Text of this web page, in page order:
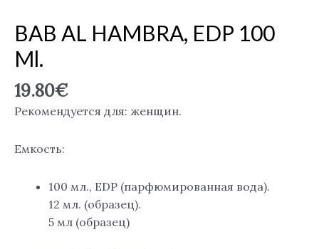
BAB AL HAMBRA, EDP 100
Ml.
19.80€
Рекомендуется для: женщин.
Емкость:
100 мл., EDP (парфюмированная вода).
12 мл. (образец).
5 мл (образец)